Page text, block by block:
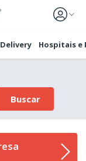
Hospitais e
Buscar